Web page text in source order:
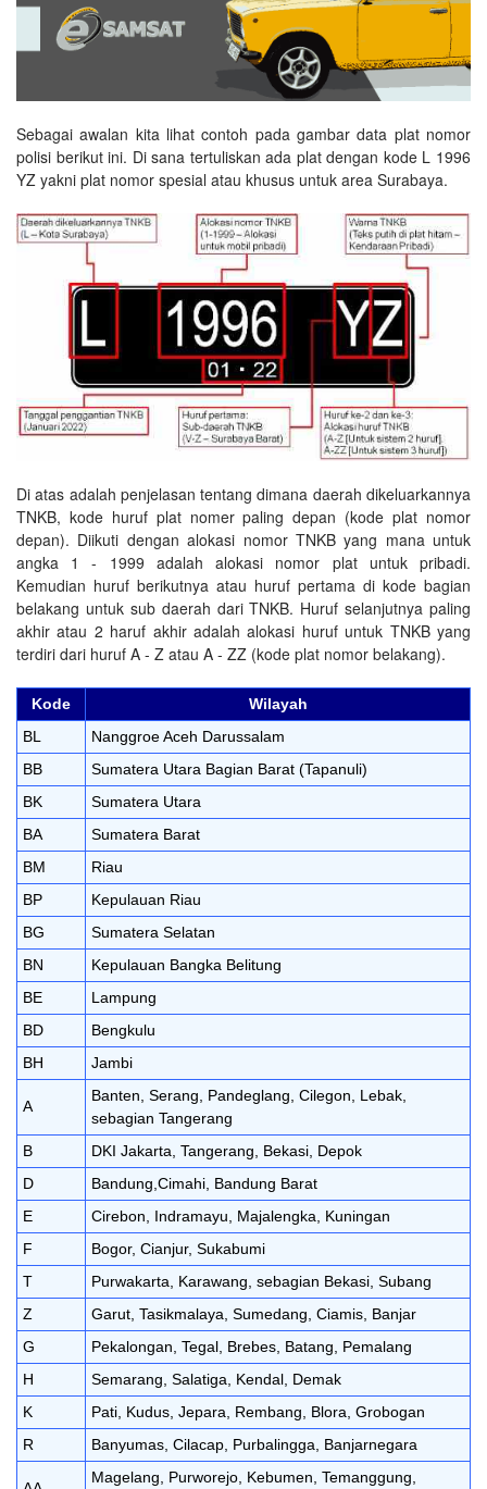
Sebagai awalan kita lihat contoh pada gambar data plat nomor
polisi berikut ini. Di sana tertuliskan ada plat dengan kode L 1996
YZ yakni plat nomor spesial atau khusus untuk area Surabaya.
Di atas adalah penjelasan tentang dimana daerah dikeluarkannya
TNKB, kode huruf plat nomer paling depan (kode plat nomor
depan). Diikuti dengan alokasi nomor TNKB yang mana untuk
angka 1 - 1999 adalah alokasi nomor plat untuk pribadi.
Kemudian huruf berikutnya atau huruf pertama di kode bagian
belakang untuk sub daerah dari TNKB. Huruf selanjutnya paling
akhir atau 2 haruf akhir adalah alokasi huruf untuk TNKB yang
terdiri dari huruf A - Z atau A - ZZ (kode plat nomor belakang).
Kode
Wilayah
BL
Nanggroe Aceh Darussalam
BB
Sumatera Utara Bagian Barat (Tapanuli)
BK
Sumatera Utara
BA
Sumatera Barat
BM
Riau
BP
Kepulauan Riau
BG
Sumatera Selatan
BN
Kepulauan Bangka Belitung
BE
Lampung
BD
Bengkulu
BH
Jambi
A
Banten, Serang, Pandeglang, Cilegon, Lebak,
sebagian Tangerang
B
DKI Jakarta, Tangerang, Bekasi, Depok
D
Bandung,Cimahi, Bandung Barat
E
Cirebon, Indramayu, Majalengka, Kuningan
F
Bogor, Cianjur, Sukabumi
T
Purwakarta, Karawang, sebagian Bekasi, Subang
Z
Garut, Tasikmalaya, Sumedang, Ciamis, Banjar
G
Pekalongan, Tegal, Brebes, Batang, Pemalang
H
Semarang, Salatiga, Kendal, Demak
K
Pati, Kudus, Jepara, Rembang, Blora, Grobogan
R
Banyumas, Cilacap, Purbalingga, Banjarnegara
Magelang, Purworejo, Kebumen, Temanggung,